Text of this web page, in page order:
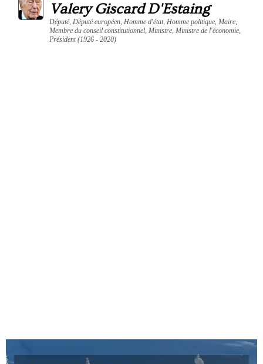
Valery Giscard D'Estaing
Député, Député européen, Homme d'état, Homme politique, Maire,
Membre du conseil constitutionnel, Ministre, Ministre de l'économie,
Président (1926 - 2020)